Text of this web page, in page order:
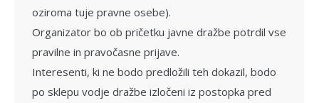
oziroma tuje pravne osebe).
Organizator bo ob pričetku javne dražbe potrdil vse
pravilne in pravočasne prijave.
Interesenti, ki ne bodo predložili teh do­kazil, bodo
po sklepu vodje dražbe izločeni iz postopka pred